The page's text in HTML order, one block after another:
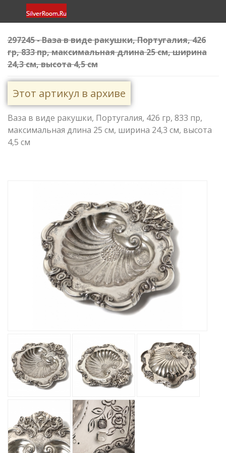
297245 - Ваза в виде ракушки, Португалия, 426
гр, 833 пр, максимальная длина 25 см, ширина
24,3 см, высота 4,5 см
Этот артикул в архиве
Ваза в виде ракушки, Португалия, 426 гр, 833 пр,
максимальная длина 25 см, ширина 24,3 см, высота
4,5 см